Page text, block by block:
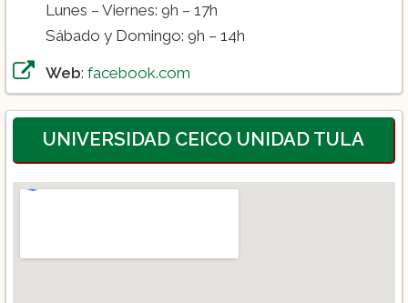
Lunes – Viernes: 9h – 17h
Sábado y Domingo: 9h – 14h
Web: facebook.com
UNIVERSIDAD CEICO UNIDAD TULA